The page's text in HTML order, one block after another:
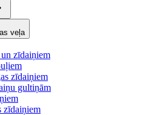
veļa
zīdaiņiem
zīdaiņiem
gultiņām
zīdaiņiem